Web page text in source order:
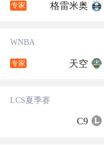
专家 格雷米奥
WNBA
专家 天空
LCS夏季赛
C9